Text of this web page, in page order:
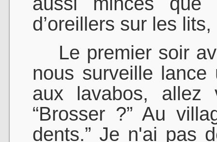
d’oreillers sur les
Le premier soir
nous surveille lance
aux lavabos, allez
“Brosser ?” Au
dents.” Je n'ai pas